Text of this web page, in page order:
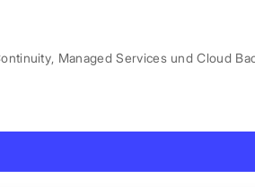
, Managed Services und Cloud